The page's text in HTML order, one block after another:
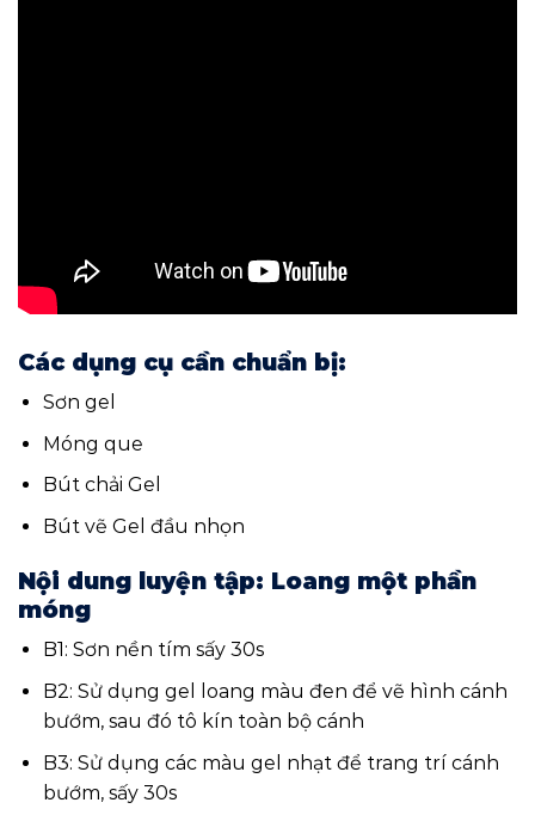
Các dụng cụ cần chuẩn bị:
Sơn gel
Móng que
Bút chải Gel
Bút vẽ Gel đầu nhọn
Nội dung luyện tập: Loang một phần
móng
B1: Sơn nền tím sấy 30s
B2: Sử dụng gel loang màu đen để vẽ hình cánh
bướm, sau đó tô kín toàn bộ cánh
B3: Sử dụng các màu gel nhạt để trang trí cánh
bướm, sấy 30s